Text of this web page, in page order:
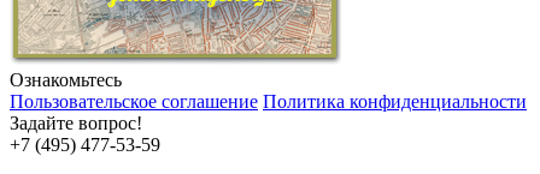
Ознакомьтесь
Пользовательское соглашение Политика конфиденциальности
Задайте вопрос!
+7 (495) 477-53-59